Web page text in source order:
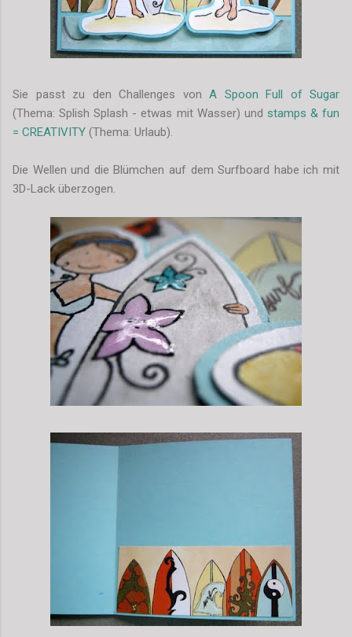
Sie passt zu den Challenges von A Spoon Full of Sugar
(Thema: Splish Splash - etwas mit Wasser) und stamps & fun
= CREATIVITY (Thema: Urlaub).
Die Wellen und die Blümchen auf dem Surfboard habe ich mit
3D-Lack überzogen.